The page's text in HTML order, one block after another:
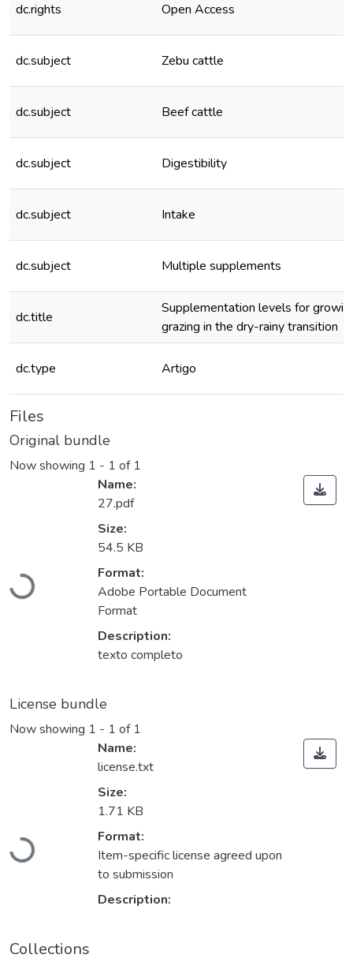
dc.rights Open Access
dc.subject Zebu cattle
dc.subject Beef cattle
dc.subject Digestibility
dc.subject Intake
dc.subject Multiple supplements
dc.title
Supplementation levels for
grazing in the dry-rainy transition
dc.type Artigo
Files
Original bundle
Now showing 1 - 1 of 1
Loading...
Name:
27.pdf
Size:
54.5 KB
Format:
Adobe Portable Document
Format
Description:
texto completo
License bundle
Now showing 1 - 1 of 1
Loading...
Name:
license.txt
Size:
1.71 KB
Format:
Item-specific license agreed upon
to submission
Description:
Collections